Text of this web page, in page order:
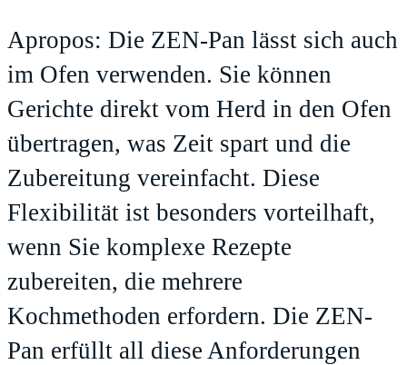
Apropos: Die ZEN-Pan lässt sich auch
im Ofen verwenden. Sie können
Gerichte direkt vom Herd in den Ofen
übertragen, was Zeit spart und die
Zubereitung vereinfacht. Diese
Flexibilität ist besonders vorteilhaft,
wenn Sie komplexe Rezepte
zubereiten, die mehrere
Kochmethoden erfordern. Die ZEN-
Pan erfüllt all diese Anforderungen